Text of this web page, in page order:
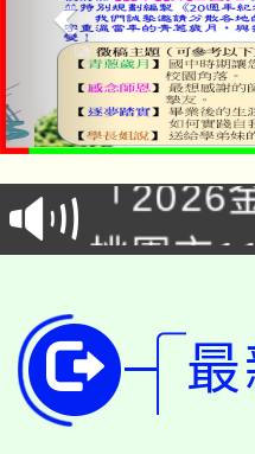
公告本
代理(課
「2026
車」活
桃園市
代理(課
公告本
代理(課
轉知中